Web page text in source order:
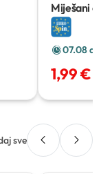
Miješani
07.08
1,99 €
sve